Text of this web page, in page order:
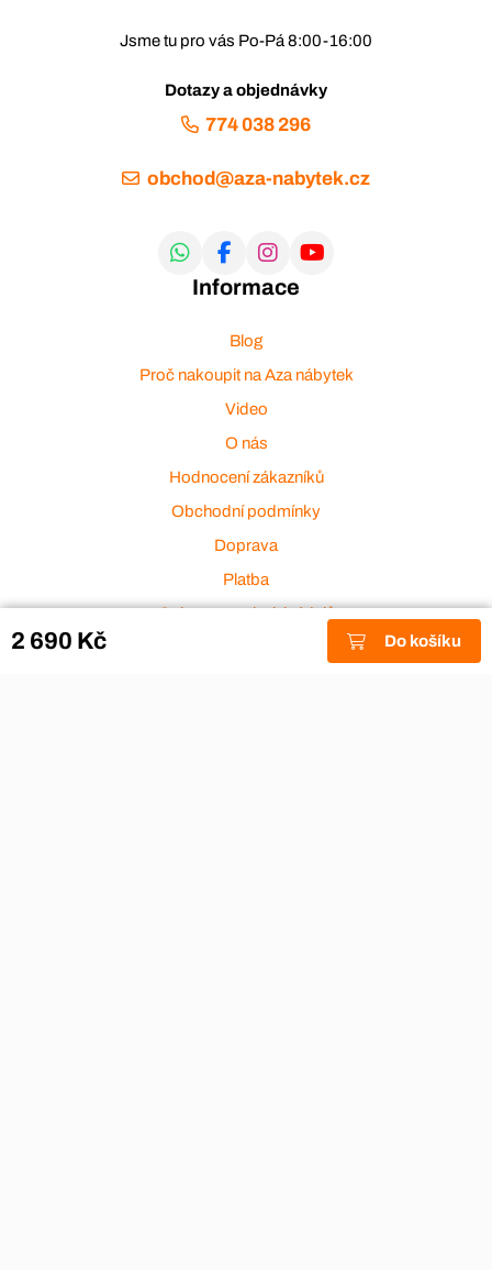
2 690 Kč Do košíku
Jsme tu pro vás Po-Pá 8:00-16:00
Dotazy a objednávky
774 038 296
obchod@aza-nabytek.cz
Informace
Blog
Proč nakoupit na Aza nábytek
Video
O nás
Hodnocení zákazníků
Obchodní podmínky
Doprava
Platba
Ochrana osobních údajů